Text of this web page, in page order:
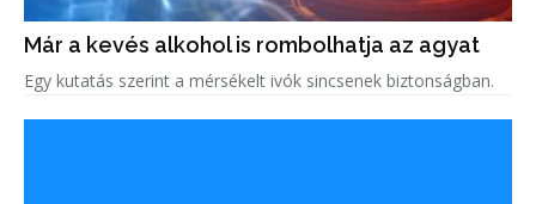
Már a kevés alkohol is rombolhatja az agyat
Egy kutatás szerint a mérsékelt ivók sincsenek biztonságban.